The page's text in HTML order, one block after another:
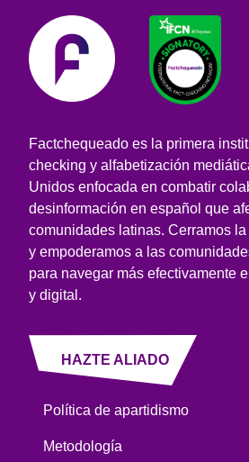
Factchequeado es la primera
checking y alfabetización
Unidos enfocada en combatir
desinformación en español que
comunidades latinas. Cerramos
y empoderamos a las
para navegar más efectivamente
y digital.
HAZTE ALIADO
Política de apartidismo
Metodología